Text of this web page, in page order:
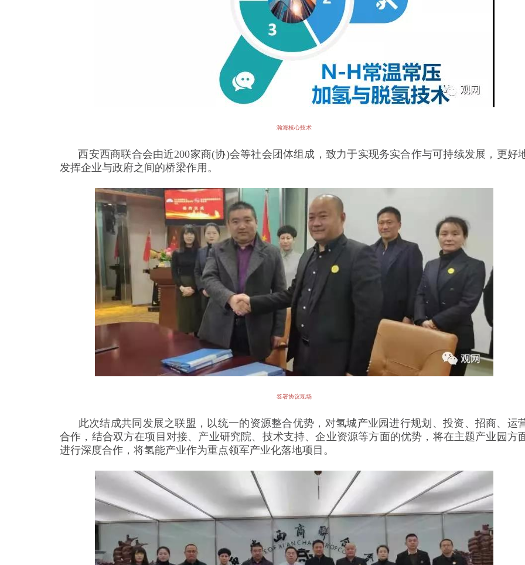
瀚海核心技术
西安西商联合会由近200家商(协)会等社会团体组成，致力于实现务实合作与可持续发展，更好
发挥企业与政府之间的桥梁作用。
签署协议现场
此次结成共同发展之联盟，以统一的资源整合优势，对氢城产业园进行规划、投资、招商、运
合作，结合双方在项目对接、产业研究院、技术支持、企业资源等方面的优势，将在主题产业园方
进行深度合作，将氢能产业作为重点领军产业化落地项目。